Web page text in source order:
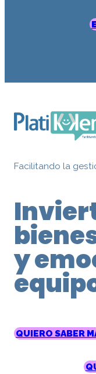
Facilitando la
y
QUIERO SABER